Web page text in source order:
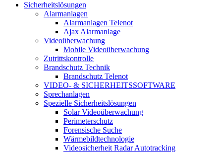
Sicherheitslösungen
Alarmanlagen
Alarmanlagen Telenot
Ajax Alarmanlage
Videoüberwachung
Mobile Videoüberwachung
Zutrittskontrolle
Brandschutz Technik
Brandschutz Telenot
VIDEO- & SICHERHEITSSOFTWARE
Sprechanlagen
Spezielle Sicherheitslösungen
Solar Videoüberwachung
Perimeterschutz
Forensische Suche
Wärmebildtechnologie
Videosicherheit Radar Autotracking​